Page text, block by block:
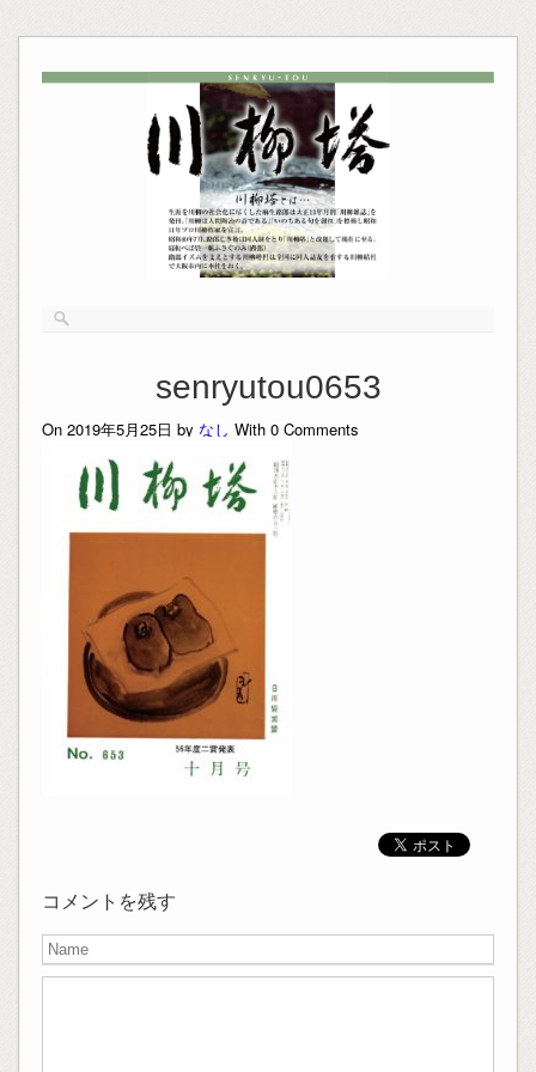
senryutou0653
On 2019年5月25日 by なし With 0Comments
コメントを残す